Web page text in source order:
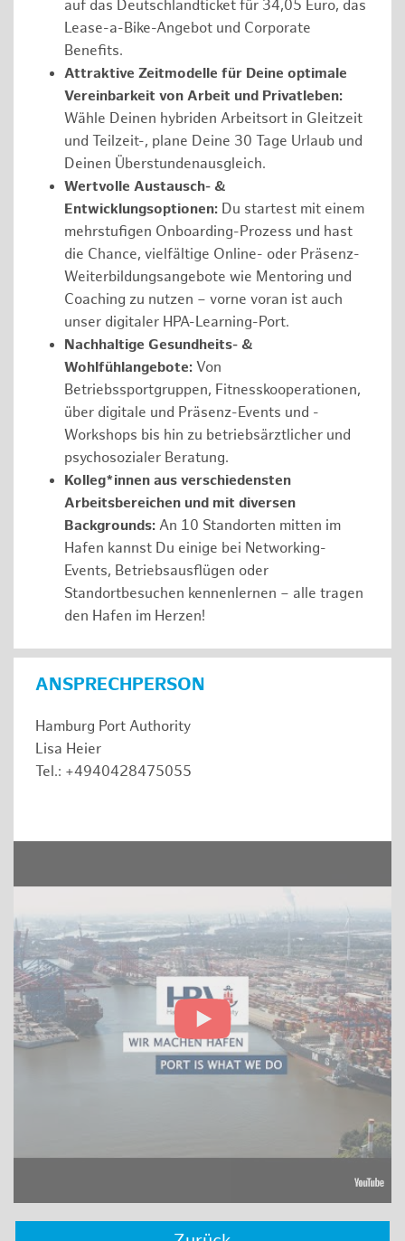
auf das Deutschlandticket für 34,05 Euro, das
Lease-a-Bike-Angebot und Corporate
Benefits.
Attraktive Zeitmodelle für Deine optimale
Vereinbarkeit von Arbeit und Privatleben:
Wähle Deinen hybriden Arbeitsort in Gleitzeit
und Teilzeit-, plane Deine 30 Tage Urlaub und
Deinen Überstundenausgleich.
Wertvolle Austausch- &
Entwicklungsoptionen: Du startest mit einem
mehrstufigen Onboarding-Prozess und hast
die Chance, vielfältige Online- oder Präsenz-
Weiterbildungsangebote wie Mentoring und
Coaching zu nutzen – vorne voran ist auch
unser digitaler HPA-Learning-Port.
Nachhaltige Gesundheits- &
Wohlfühlangebote: Von
Betriebssportgruppen, Fitnesskooperationen,
über digitale und Präsenz-Events und -
Workshops bis hin zu betriebsärztlicher und
psychosozialer Beratung.
Kolleg*innen aus verschiedensten
Arbeitsbereichen und mit diversen
Backgrounds: An 10 Standorten mitten im
Hafen kannst Du einige bei Networking-
Events, Betriebsausflügen oder
Standortbesuchen kennenlernen – alle tragen
den Hafen im Herzen!
ANSPRECHPERSON
Hamburg Port Authority
Lisa Heier
Tel.: +4940428475055